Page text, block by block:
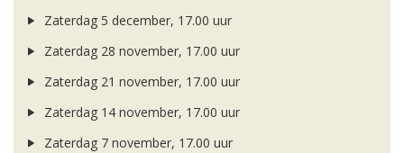
Zaterdag 5 december, 17.00 uur
Zaterdag 28 november, 17.00 uur
Zaterdag 21 november, 17.00 uur
Zaterdag 14 november, 17.00 uur
Zaterdag 7 november, 17.00 uur